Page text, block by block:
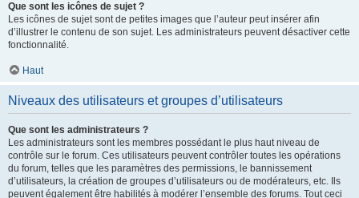
Que sont les icônes de sujet ?
Les icônes de sujet sont de petites images que l’auteur peut insérer afin
d’illustrer le contenu de son sujet. Les administrateurs peuvent désactiver cette
fonctionnalité.
Haut
Niveaux des utilisateurs et groupes d’utilisateurs
Que sont les administrateurs ?
Les administrateurs sont les membres possédant le plus haut niveau de
contrôle sur le forum. Ces utilisateurs peuvent contrôler toutes les opérations
du forum, telles que les paramètres des permissions, le bannissement
d’utilisateurs, la création de groupes d’utilisateurs ou de modérateurs, etc. Ils
peuvent également être habilités à modérer l’ensemble des forums. Tout ceci